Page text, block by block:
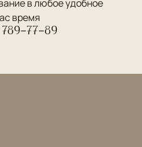
в любое удобное
время
789-77-89